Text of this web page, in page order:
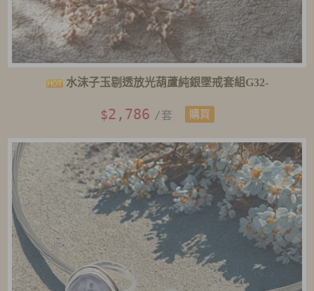
水沫子玉剔透放光葫蘆純銀墜戒套組G32-
$2,786 /套 購買